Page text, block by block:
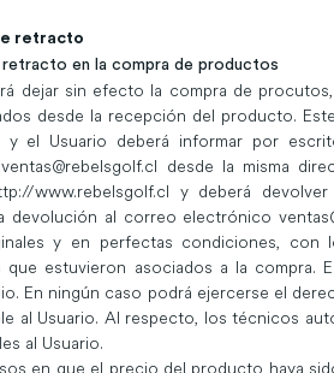
retracto
en la compra de productos
dejar sin efecto la compra de
desde la recepción del producto.
y el Usuario deberá informar por
ventas@rebelsgolf.cl desde la misma
www.rebelsgolf.cl y deberá
devolución al correo electrónico
y en perfectas condiciones,
que estuvieron asociados a la compra.
En ningún caso podrá ejercerse el
al Usuario. Al respecto, los técnicos
al Usuario.
en que el precio del producto haya